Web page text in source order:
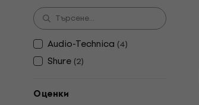
Audio-Technica (4)
Shure (2)
Оценки